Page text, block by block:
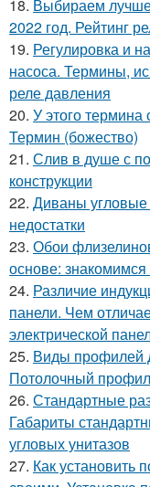
18. Выбираем
2022 год. Рейтинг
19. Регулировка и
насоса. Термины,
реле давления
20. У этого термина
Термин (божество)
21. Слив в душе с
конструкции
22. Диваны
недостатки
23. Обои
основе:
24. Различие
панели. Чем
электрической
25. Виды профилей
Потолочный
26. Стандартные
Габариты
угловых унитазов
27. Как установить